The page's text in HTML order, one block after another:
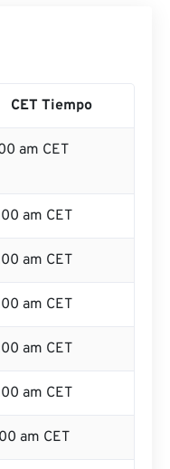
CET Tiempo
am CET
am CET
am CET
am CET
am CET
am CET
am CET